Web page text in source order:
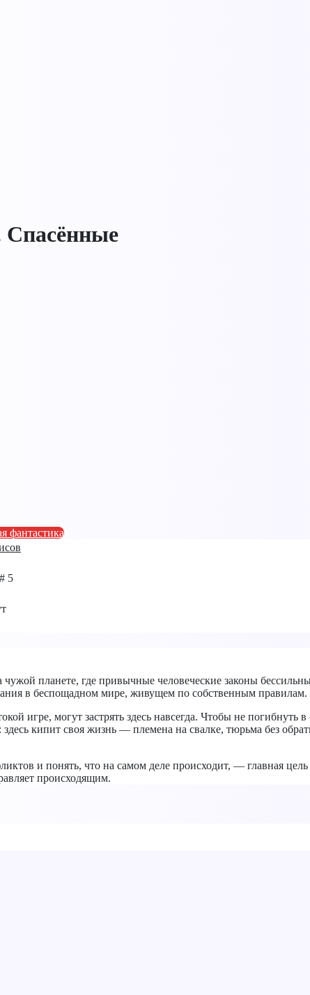
фантастика
# 5
планете, где привычные человеческие законы
в беспощадном мире, живущем по собственным правилам.
игре, могут застрять здесь навсегда. Чтобы не
здесь кипит своя жизнь — племена на свалке, тюрьма без
и понять, что на самом деле происходит, — главная
происходящим.